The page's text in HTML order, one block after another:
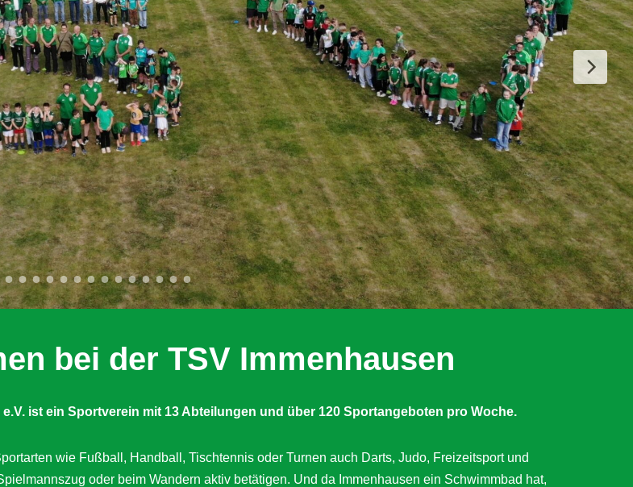
bei der TSV Immenhausen
ist ein Sportverein mit 13 Abteilungen und über 120 Sportangeboten pro Woche.
wie Fußball, Handball, Tischtennis oder Turnen auch Darts, Judo, Freizeitsport und
oder beim Wandern aktiv betätigen. Und da Immenhausen ein Schwimmbad hat,